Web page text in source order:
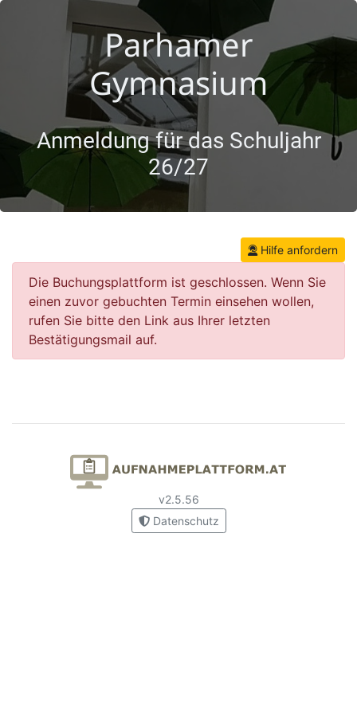
Parhamer
Gymnasium
Anmeldung für das Schuljahr
26/27
Hilfe anfordern
Die Buchungsplattform ist geschlossen. Wenn Sie
einen zuvor gebuchten Termin einsehen wollen,
rufen Sie bitte den Link aus Ihrer letzten
Bestätigungsmail auf.
v2.5.56
Datenschutz